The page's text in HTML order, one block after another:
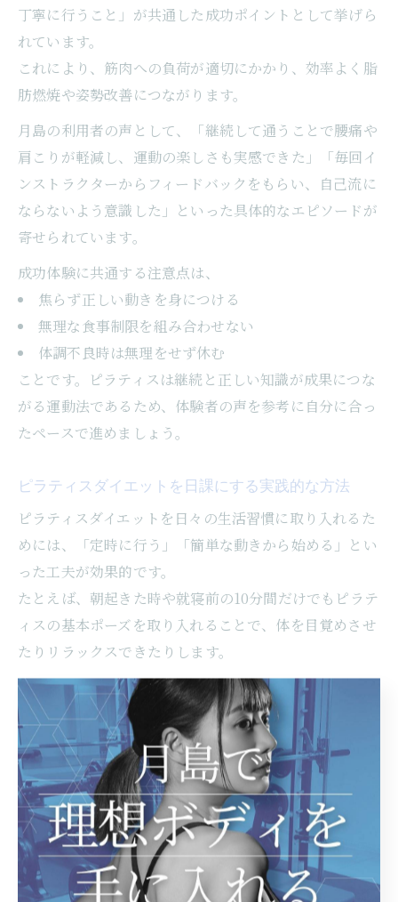
丁寧に行うこと」が共通した成功ポイントとして挙げら
れています。
これにより、筋肉への負荷が適切にかかり、効率よく脂
肪燃焼や姿勢改善につながります。
月島の利用者の声として、「継続して通うことで腰痛や
肩こりが軽減し、運動の楽しさも実感できた」「毎回イ
ンストラクターからフィードバックをもらい、自己流に
ならないよう意識した」といった具体的なエピソードが
寄せられています。
成功体験に共通する注意点は、
焦らず正しい動きを身につける
無理な食事制限を組み合わせない
体調不良時は無理をせず休む
ことです。ピラティスは継続と正しい知識が成果につな
がる運動法であるため、体験者の声を参考に自分に合っ
たペースで進めましょう。
ピラティスダイエットを日課にする実践的な方法
ピラティスダイエットを日々の生活習慣に取り入れるた
めには、「定時に行う」「簡単な動きから始める」とい
った工夫が効果的です。
たとえば、朝起きた時や就寝前の10分間だけでもピラテ
ィスの基本ポーズを取り入れることで、体を目覚めさせ
たりリラックスできたりします。
月島エリアでは、通勤前や仕事帰りに立ち寄れるスタジ
オも多いため、生活リズムに合わせてレッスンを組み込
むことが可能です。
実践者の中には、「出勤前のレッスンで1日を快適に過
ごせるようになった」「自宅で家族と一緒に続けてい
る」という声もあります。
日課化のポイントとして、
スマートフォンのリマインダー機能を活用する